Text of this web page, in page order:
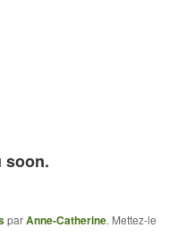
soon.
parAnne-Catherine. Mettez-le